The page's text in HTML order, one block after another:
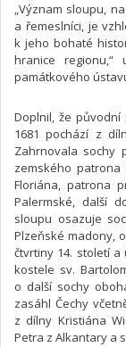
„Význam sloupu,
a řemeslníci, je
k jeho bohaté
hranice regionu,“
památkového
Doplnil, že
1681 pochází z
Zahrnovala sochy
zemského
Floriána, patrona
Palermské, další
sloupu osazuje
Plzeňské madony,
čtvrtiny 14. století
kostele sv.
o další sochy
zasáhl Čechy
z dílny Kristiána
Petra z Alkantary a